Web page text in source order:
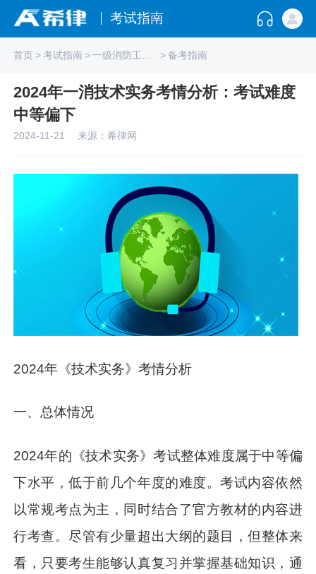
考试指南
首页>考试指南> > 备考指南
2024年一消技术实务考情分析：考试难度
中等偏下
2024-11-21 来源：希律网
2024年《技术实务》考情分析
一、总体情况
2024年的《技术实务》考试整体难度属于中等偏
下水平，低于前几个年度的难度。考试内容依然
以常规考点为主，同时结合了官方教材的内容进
行考查。尽管有少量超出大纲的题目，但整体来
看，只要考生能够认真复习并掌握基础知识，通